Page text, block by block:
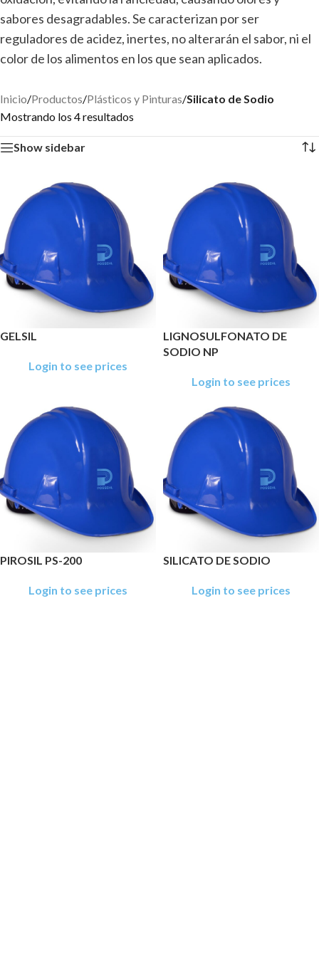
sabores desagradables. Se caracterizan por ser
reguladores de acidez, inertes, no alterarán el sabor, ni el
color de los alimentos en los que sean aplicados.
Inicio/Productos/Plásticos y Pinturas/Silicato de Sodio
Mostrando los 4 resultados
Show sidebar
GELSIL
Login to see prices
LIGNOSULFONATO DE
SODIO NP
Login to see prices
PIROSIL PS-200
Login to see prices
SILICATO DE SODIO
Login to see prices